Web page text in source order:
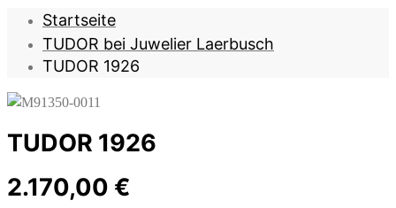
Startseite
TUDOR bei Juwelier Laerbusch
TUDOR 1926
TUDOR 1926
2.170,00 €